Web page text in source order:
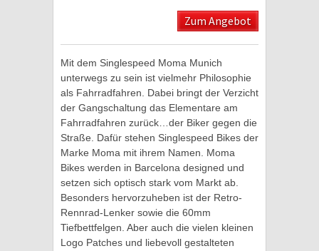
Zum Angebot
Mit dem Singlespeed Moma Munich
unterwegs zu sein ist vielmehr Philosophie
als Fahrradfahren. Dabei bringt der Verzicht
der Gangschaltung das Elementare am
Fahrradfahren zurück…der Biker gegen die
Straße. Dafür stehen Singlespeed Bikes der
Marke Moma mit ihrem Namen. Moma
Bikes werden in Barcelona designed und
setzen sich optisch stark vom Markt ab.
Besonders hervorzuheben ist der Retro-
Rennrad-Lenker sowie die 60mm
Tiefbettfelgen. Aber auch die vielen kleinen
Logo Patches und liebevoll gestalteten